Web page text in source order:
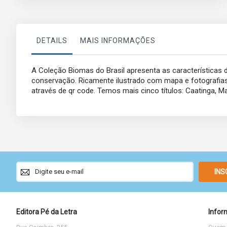
DETAILS MAIS INFORMAÇÕES
A Coleção Biomas do Brasil apresenta as características
conservação. Ricamente ilustrado com mapa e
através de qr code. Temos mais cinco títulos: Caatinga,
Sign
Up
for
Our
Editora Pé da Letra